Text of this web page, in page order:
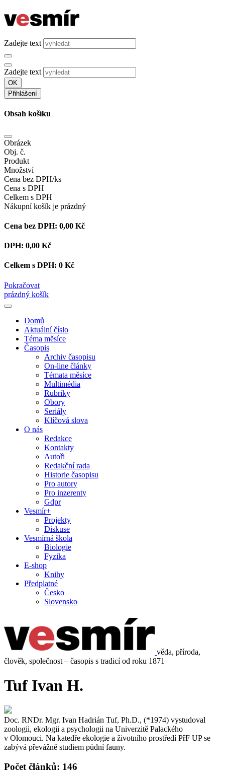
Zadejte text
Zadejte text
OK
Přihlášení
Obsah košíku
Obrázek
Obj. č.
Produkt
Množství
Cena bez DPH/ks
Cena s DPH
Celkem s DPH
Nákupní košík je prázdný
Cena bez DPH: 0,00 Kč
DPH: 0,00 Kč
Celkem s DPH: 0 Kč
Pokračovat
prázdný košík
Domů
Aktuální číslo
Téma měsíce
Časopis
Archiv časopisu
On-line články
Témata měsíce
Multimédia
Rubriky
Obory
Seriály
Klíčová slova
O nás
Redakce
Kontakty
Autoři
Redakční rada
Historie časopisu
Pro autory
Pro inzerenty
Gdpr
Vesmír+
Projekty
Diskuse
Vesmírná škola
Biologie
Fyzika
E-shop
Knihy
Předplatné
Česko
Slovensko
věda, příroda,
člověk, společnost – časopis s tradicí od roku 1871
Tuf Ivan H.
Doc. RNDr. Mgr. Ivan Hadrián Tuf, Ph.D., (*1974) vystudoval
zoologii, ekologii a psychologii na Univerzitě Palackého
v Olomouci. Na katedře ekologie a životního prostředí PřF UP se
zabývá převážně studiem půdní fauny.
Počet článků: 146